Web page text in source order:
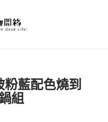
粉藍配色燒到
組